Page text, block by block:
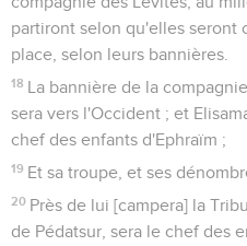
partiront selon qu'elles seront
place, selon leurs bannières.
18 La bannière de la
sera vers l'Occident ; et
chef des enfants d'Ephraïm ;
19 Et sa troupe, et ses
20 Près de lui [campera] la
de Pédatsur, sera le chef des